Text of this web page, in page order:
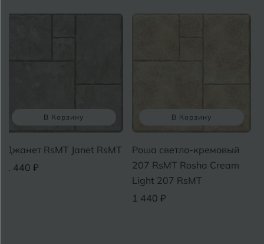
В Корзину
RsMT Janet RsMT
₽
В Корзину
Роша светло-кремовый
207 RsMT Rosha Cream
Light 207 RsMT
1 440 ₽